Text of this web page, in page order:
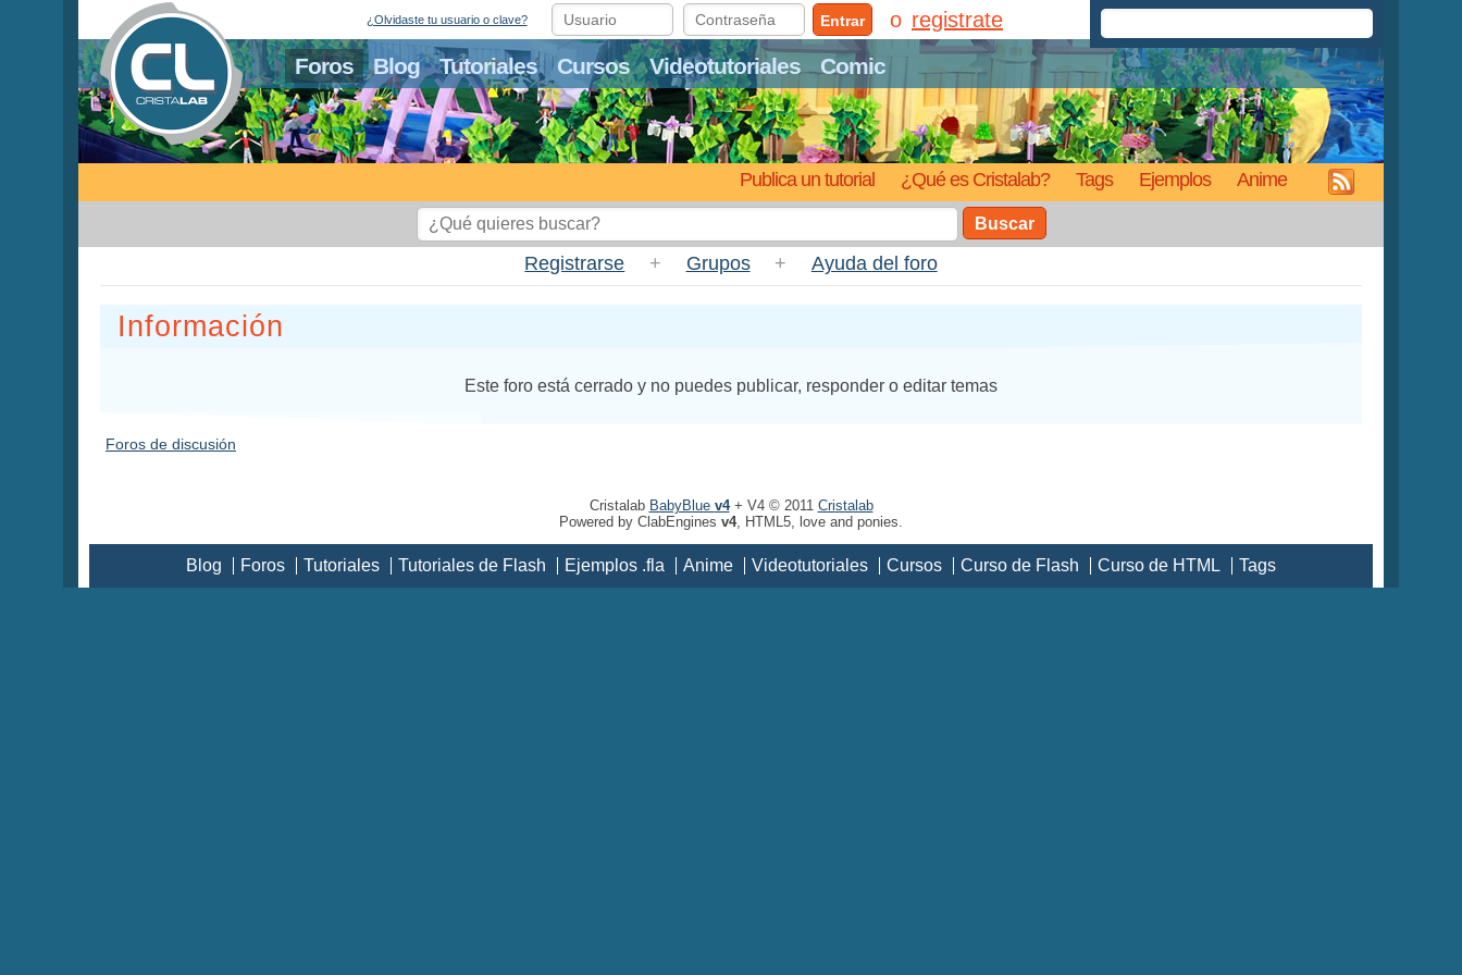
Foros Blog Tutoriales Cursos Videotutoriales Comic
Publica un tutorial ¿Qué es Cristalab? Tags Ejemplos Anime
¿Olvidaste tu usuario o clave? Entrar registrate
Buscar
Registrarse + Grupos + Ayuda del foro
Información
Este foro está cerrado y no puedes publicar, responder o editar temas
Foros de discusión
Cristalab BabyBlue v4+ V4 © 2011 Cristalab
Powered by ClabEngines v4, HTML5, love and ponies.
Blog Foros Tutoriales Tutoriales de Flash Ejemplos .fla Anime Videotutoriales Cursos Curso de Flash Curso de HTML Tags